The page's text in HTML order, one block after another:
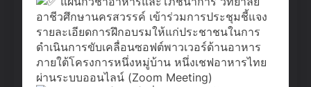
อาชีวศึกษานครสวรรค์ เข้าร่วมการประชุมชี้แจง
รายละเอียดการฝึกอบรมให้แก่ประชาชนในการ
ดำเนินการขับเคลื่อนซอฟต์พาวเวอร์ด้านอาหาร
ภายใต้โครงการหนึ่งหมู่บ้าน หนึ่งเชฟอาหารไทย
ผ่านระบบออนไลน์ (Zoom Meeting)